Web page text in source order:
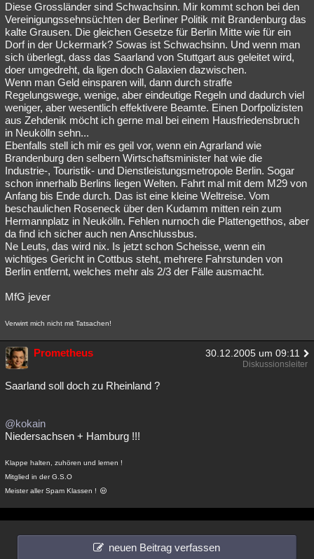
Diese Grossländer sind Schwachsinn. Mir kommt schon bei den
Vereinigungssehnsüchten der Berliner Politik mit Brandenburg das
kalte Grausen. Die gleichen Gesetze für Berlin Mitte wie für ein
Dorf in der Uckermark? Sowas ist Schwachsinn. Und wenn man
sich überlegt, dass das Saarland von Stuttgart aus geleitet wird,
doer umgedreht, da ligen doch Galaxien dazwischen.
Wenn man Geld einsparen will, dann durch straffe
Regelungswege, wenige, aber eindeutige Regeln und dadurch viel
weniger, aber wesentlich effektivere Beamte. Einen Dorfpolizisten
aus Zehdenik möcht ich gerne mal bei einem Hausfriedensbruch
in Neukölln sehn...
Ebenfalls stell ich mir es geil vor, wenn ein Agrarland wie
Brandenburg den selbern Wirtschaftsminister hat wie die
Industrie-, Touristik- und Dienstleistungsmetropole Berlin. Sogar
schon innerhalb Berlins liegen Welten. Fahrt mal mit dem M29 von
Anfang bis Ende durch. Das ist eine kleine Weltreise. Vom
beschaulichen Roseneck über den Kudamm mitten rein zum
Hermannplatz in Neukölln. Fehlen nurnoch die Plattengetthos, aber
da find ich sicher auch nen Anschlussbus.
Ne Leuts, das wird nix. Is jetzt schon Scheisse, wenn ein
wichtiges Gericht in Cottbus steht, mehrere Fahrstunden von
Berlin entfernt, welches mehr als 2/3 der Fälle ausmacht.
MfG jever
Verwirrt mich nicht mit Tatsachen!
Prometheus 30.12.2005 um 09:11
Diskussionsleiter
Saarland soll doch zu Rheinland ?
@kokain
Niedersachsen + Hamburg !!!
Klappe halten, zuhören und lernen !
Mitglied in der G.S.O
Meister aller Spam Klassen !
neuen Beitrag verfassen